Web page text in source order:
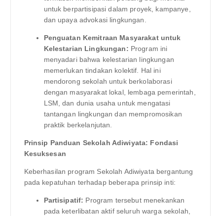
untuk berpartisipasi dalam proyek, kampanye,
dan upaya advokasi lingkungan.
Penguatan Kemitraan Masyarakat untuk
Kelestarian Lingkungan: Program ini
menyadari bahwa kelestarian lingkungan
memerlukan tindakan kolektif. Hal ini
mendorong sekolah untuk berkolaborasi
dengan masyarakat lokal, lembaga pemerintah,
LSM, dan dunia usaha untuk mengatasi
tantangan lingkungan dan mempromosikan
praktik berkelanjutan.
Prinsip Panduan Sekolah Adiwiyata: Fondasi
Kesuksesan
Keberhasilan program Sekolah Adiwiyata bergantung
pada kepatuhan terhadap beberapa prinsip inti:
Partisipatif: Program tersebut menekankan
pada keterlibatan aktif seluruh warga sekolah,